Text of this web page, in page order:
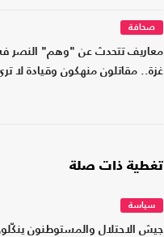
صحافة
معاريف تتحدث عن "وهم" النصر
غزة.. مقاتلون منهكون وقيادة لا
تغطية ذات صلة
سياسة
جيش الاحتلال والمستوطنون